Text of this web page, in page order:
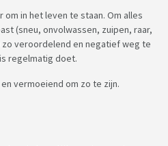
zijn welkom.
om in het leven te staan. Om alles
(sneu, onvolwassen, zuipen, raar,
veroordelend en negatief weg te
regelmatig doet.
vermoeiend om zo te zijn.